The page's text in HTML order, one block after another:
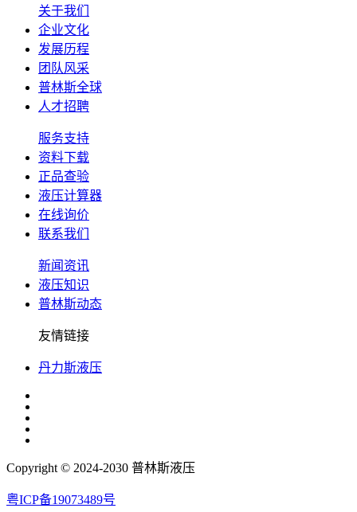
关于我们
企业文化
发展历程
团队风采
普林斯全球
人才招聘
服务支持
资料下载
正品查验
液压计算器
在线询价
联系我们
新闻资讯
液压知识
普林斯动态
友情链接
丹力斯液压
Copyright © 2024-2030 普林斯液压
粤ICP备19073489号